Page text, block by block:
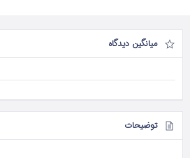
میانگین دیدگاه
توضیحات